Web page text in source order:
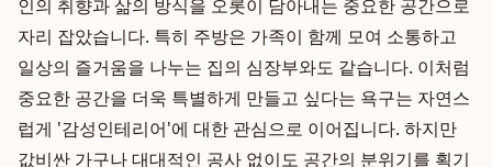
인의 취향과 삶의 방식을 오롯이 담아내는 중요한 공간으로
자리 잡았습니다. 특히 주방은 가족이 함께 모여 소통하고
일상의 즐거움을 나누는 집의 심장부와도 같습니다. 이처럼
중요한 공간을 더욱 특별하게 만들고 싶다는 욕구는 자연스
럽게 '감성인테리어'에 대한 관심으로 이어집니다. 하지만
값비싼 가구나 대대적인 공사 없이도 공간의 분위기를 획기